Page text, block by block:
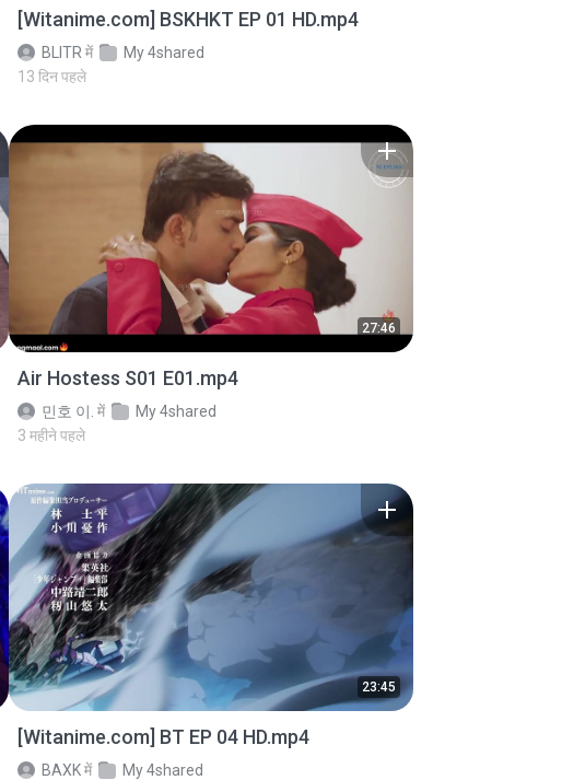
[Witanime.com] BSKHKT EP 01 HD.mp4
BLITR में
My 4shared
13 दिन पहले
27:46
Air Hostess S01 E01.mp4
민호 이. में
My 4shared
3 महीने पहले
23:45
[Witanime.com] BT EP 04 HD.mp4
BAXKमें
My 4shared